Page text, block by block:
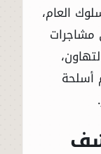
العام،
مشاجرات
أسلحة